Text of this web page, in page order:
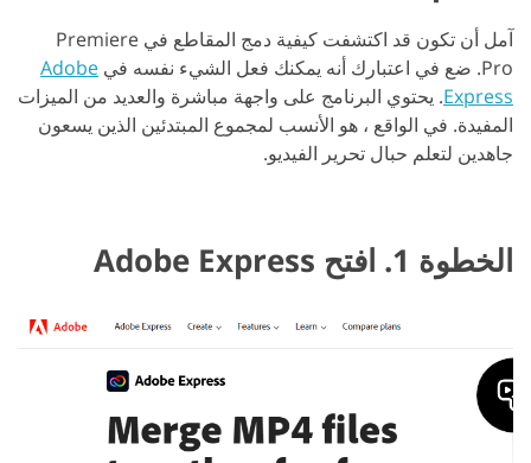
آمل أن تكون قد اكتشفت كيفية دمج المقاطع في Premiere
Pro. ضع في اعتبارك أنه يمكنك فعل الشيء نفسه في
Adobe
Express. يحتوي البرنامج على واجهة مباشرة والعديد من الميزات
المفيدة. في الواقع ، هو الأنسب لمجموع المبتدئين الذين يسعون
جاهدين لتعلم حبال تحرير الفيديو.
الخطوة 1. افتح Adobe Express